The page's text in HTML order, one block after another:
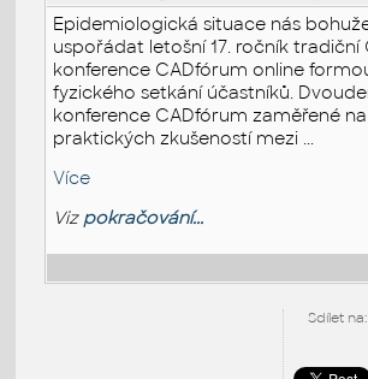
Epidemiologická situace nás
uspořádat letošní 17. ročník tradiční
konference CADfórum online
fyzického setkání účastníků.
konference CADfórum zaměřené
praktických zkušeností mezi ...
Více
Viz pokračování...
Sdílet